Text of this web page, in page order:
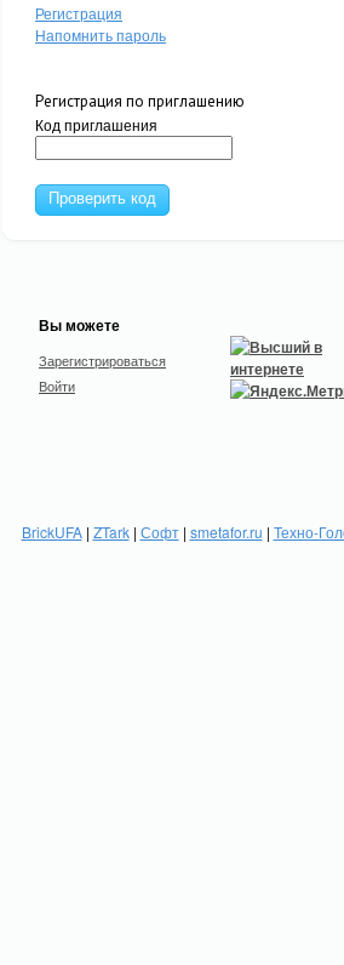
Регистрация
Напомнить пароль
Регистрация по приглашению
Код приглашения
Проверить код
Вы можете
Зарегистрироваться
Войти
BrickUFA| ZTark| Софт| smetafor.ru | Техно-